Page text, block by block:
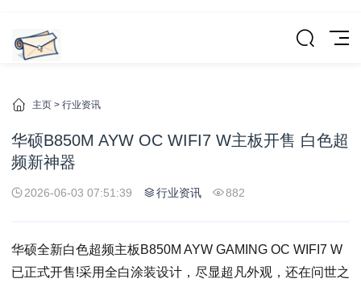
主页 > 行业资讯
华硕B850M AYW OC WIFI7 W主板开售 白色超
频新神器
2026-06-03 07:51:39 行业资讯 882
华硕全新白色超频主板B850M AYW GAMING OC WIFI7 W
已正式开售!采用全白涂装设计，尽显超凡外观，还在问世之